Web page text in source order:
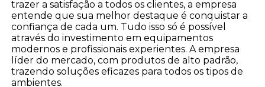
trazer a satisfação a todos os clientes, a empresa
entende que sua melhor destaque é conquistar a
confiança de cada um. Tudo isso só é possível
através do investimento em equipamentos
modernos e profissionais experientes. A empresa
líder do mercado, com produtos de alto padrão,
trazendo soluções eficazes para todos os tipos de
ambientes.